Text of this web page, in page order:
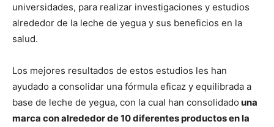
universidades, para realizar investigaciones y estudios
alrededor de la leche de yegua y sus beneficios en la
salud.
Los mejores resultados de estos estudios les han
ayudado a consolidar una fórmula eficaz y equilibrada a
base de leche de yegua, con la cual han consolidado una
marca con alrededor de 10 diferentes productos en la